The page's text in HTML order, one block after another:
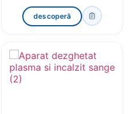
descoperă